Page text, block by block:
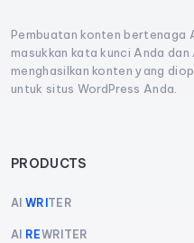
Pembuatan konten bertenaga
masukkan kata kunci Anda dan
menghasilkan konten yang
untuk situs WordPress Anda.
PRODUCTS
AI WRI TER
AI REWRITER